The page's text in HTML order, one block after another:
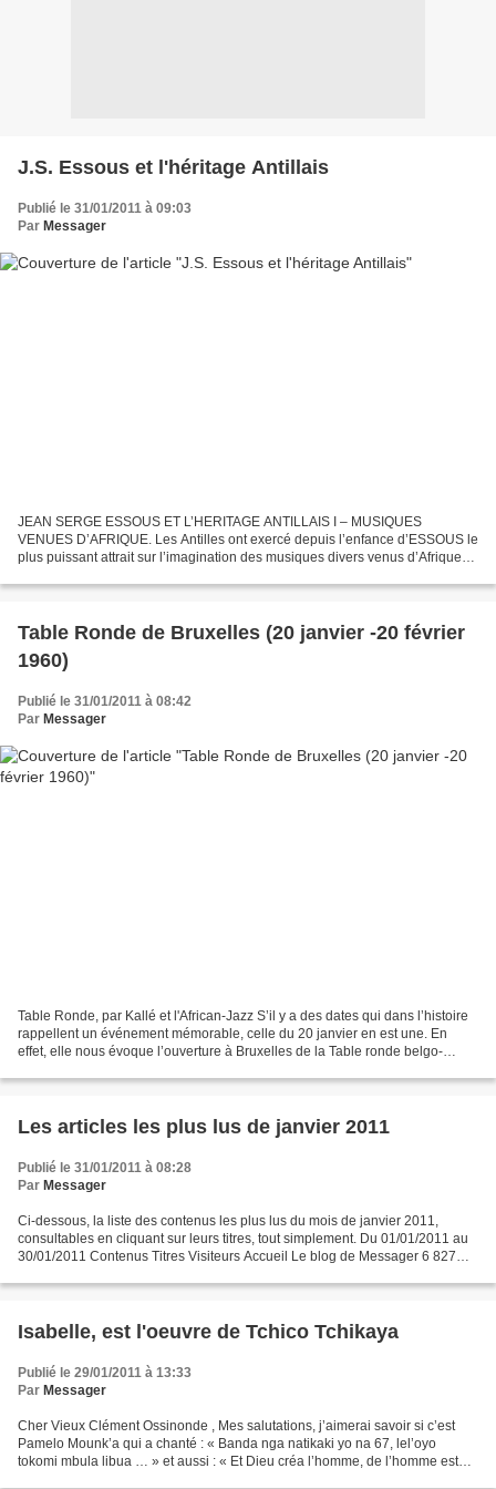
J.S. Essous et l'héritage Antillais
Publié le 31/01/2011 à 09:03
Par Messager
JEAN SERGE ESSOUS ET L’HERITAGE ANTILLAIS I – MUSIQUES
VENUES D’AFRIQUE. Les Antilles ont exercé depuis l’enfance d’ESSOUS le
plus puissant attrait sur l’imagination des musiques divers venus d’Afrique
Table Ronde de Bruxelles (20 janvier -20 février
1960)
Publié le 31/01/2011 à 08:42
Par Messager
Table Ronde, par Kallé et l'African-Jazz S’il y a des dates qui dans l’histoire
rappellent un événement mémorable, celle du 20 janvier en est une. En
effet, elle nous évoque l’ouverture à Bruxelles de la Table ronde belgo-
Les articles les plus lus de janvier 2011
Publié le 31/01/2011 à 08:28
Par Messager
Ci-dessous, la liste des contenus les plus lus du mois de janvier 2011,
consultables en cliquant sur leurs titres, tout simplement. Du 01/01/2011 au
30/01/2011 Contenus Titres Visiteurs Accueil Le blog de Messager 6 827
Isabelle, est l'oeuvre de Tchico Tchikaya
Publié le 29/01/2011 à 13:33
Par Messager
Cher Vieux Clément Ossinonde , Mes salutations, j’aimerai savoir si c’est
Pamelo Mounk’a qui a chanté : « Banda nga natikaki yo na 67, lel’oyo
tokomi mbula libua … » et aussi : « Et Dieu créa l’homme, de l’homme est